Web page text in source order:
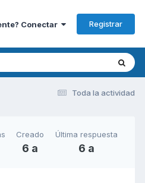
Conectar Registrar
Toda la actividad
Creado
6 a
Última respuesta
6 a